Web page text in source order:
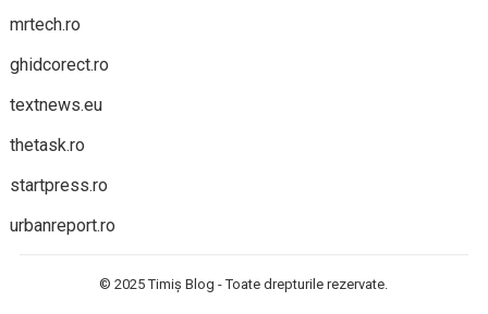
mrtech.ro
ghidcorect.ro
textnews.eu
thetask.ro
startpress.ro
urbanreport.ro
© 2025Timiș Blog - Toate drepturile rezervate.